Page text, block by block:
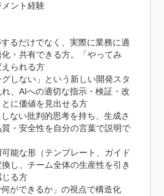
メント経験
るだけでなく、実際に業務に適
・共有できる方。「やってみ
られる方
グしない」という新しい開発スタ
、AIへの適切な指示・検証・改
に価値を見出せる方
ない批判的思考を持ち、生成さ
・安全性を自分の言葉で説明で
可能な形（テンプレート、ガイド
し、チーム全体の生産性を引き
じる方
何ができるか」の視点で構造化